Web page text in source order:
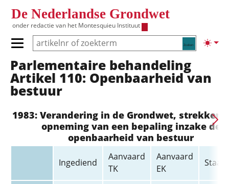
De Nederlandse Grondwet
onder redactie van het Montesquieu Instituut
Zoeken
Primair menu tonen/verbergen
Hoofdnavigatie
Parlementaire behandeling
Artikel 110: Openbaarheid van
bestuur
1983: Verandering in de Grondwet,
opneming van een bepaling inzake de
openbaarheid van bestuur
Ingediend
Aanvaard
TK
Aanvaard
EK